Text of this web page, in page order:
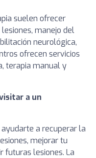
suelen ofrecer
manejo del
neurológica,
ofrecen servicios
terapia manual y
a un
a recuperar la
mejorar tu
futuras lesiones. La